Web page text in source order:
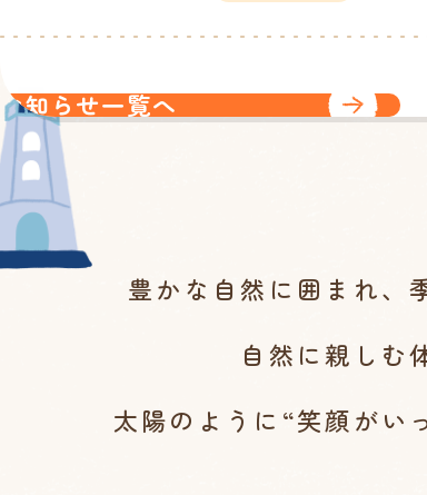
お知らせ一覧へ
豊かな自然に囲まれ、
自然に親しむ
太陽のように“笑顔がい